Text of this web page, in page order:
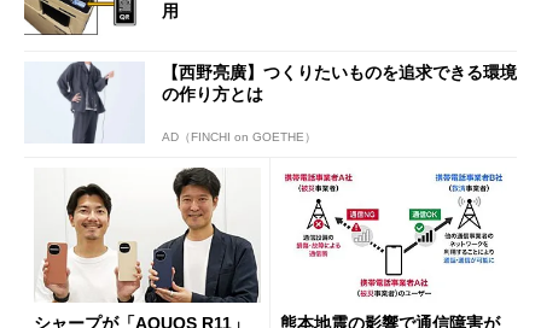
用
【西野亮廣】つくりたいものを追求できる環境
の作り方とは
AD（FINCHI on GOETHE）
シャープが「AQUOS R11」 熊本地震の影響で通信障害が